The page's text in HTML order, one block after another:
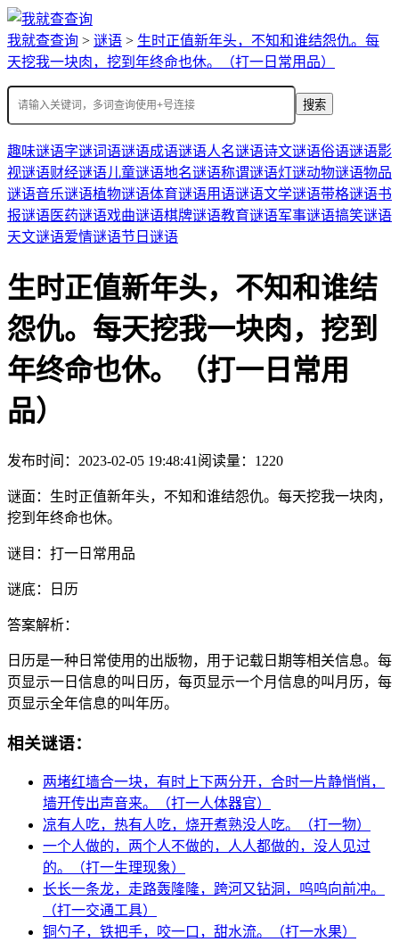
我就查查询 > 谜语 > 生时正值新年头，不知和谁结怨仇。每
天挖我一块肉，挖到年终命也休。（打一日常用品）
搜索
趣味谜语字谜词语谜语成语谜语人名谜语诗文谜语俗语谜语影
视谜语财经谜语儿童谜语地名谜语称谓谜语灯谜动物谜语物品
谜语音乐谜语植物谜语体育谜语用语谜语文学谜语带格谜语书
报谜语医药谜语戏曲谜语棋牌谜语教育谜语军事谜语搞笑谜语
天文谜语爱情谜语节日谜语
生时正值新年头，不知和谁结
怨仇。每天挖我一块肉，挖到
年终命也休。（打一日常用
品）
发布时间：2023-02-05 19:48:41 阅读量：1220
谜面： 生时正值新年头，不知和谁结怨仇。每天挖我一块肉，
挖到年终命也休。
谜目： 打一日常用品
谜底： 日历
答案解析：
日历是一种日常使用的出版物，用于记载日期等相关信息。每
页显示一日信息的叫日历，每页显示一个月信息的叫月历，每
页显示全年信息的叫年历。
相关谜语：
两堵红墙合一块，有时上下两分开，合时一片静悄悄，
墙开传出声音来。（打一人体器官）
凉有人吃，热有人吃，烧开煮熟没人吃。（打一物）
一个人做的，两个人不做的，人人都做的，没人见过
的。（打一生理现象）
长长一条龙，走路轰隆隆，跨河又钻洞，呜呜向前冲。
（打一交通工具）
铜勺子，铁把手，咬一口，甜水流。（打一水果）